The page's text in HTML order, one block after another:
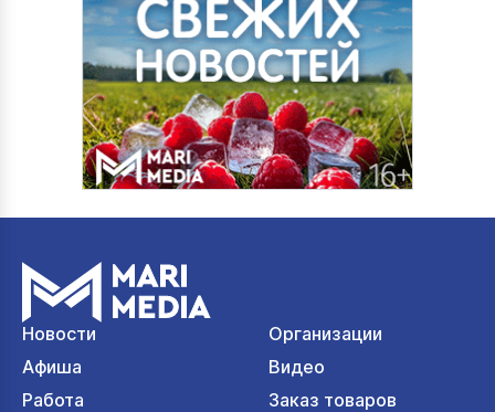
Новости
Организации
Афиша
Видео
Работа
Заказ товаров